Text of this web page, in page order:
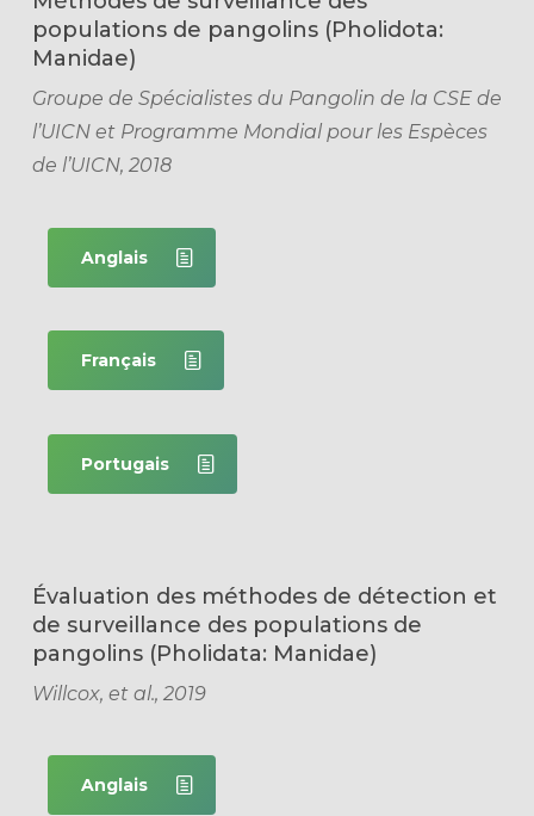
populations de pangolins (Pholidota:
Manidae)
Groupe de Spécialistes du Pangolin de la CSE de
l’UICN et Programme Mondial pour les Espèces
de l’UICN, 2018
Anglais
Français
Portugais
Évaluation des méthodes de détection et
de surveillance des populations de
pangolins (Pholidata: Manidae)
Willcox, et al., 2019
Anglais